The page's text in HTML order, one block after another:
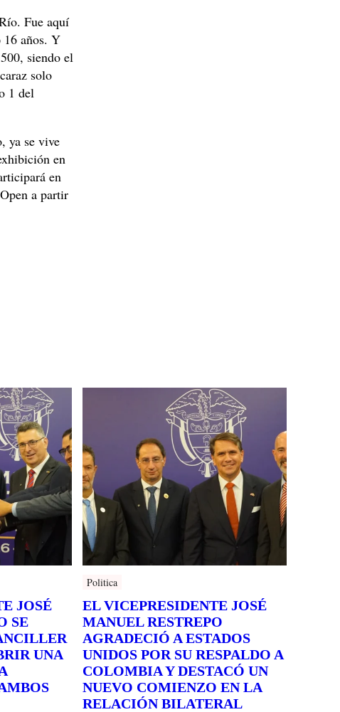
Fue aquí
años. Y
siendo el
solo
1 del
ya se vive
en
en
a partir
JOSÉ
SE
UNA
Politica
EL VICEPRESIDENTE JOSÉ
MANUEL RESTREPO
AGRADECIÓ A ESTADOS
UNIDOS POR SU RESPALDO A
COLOMBIA Y DESTACÓ UN
NUEVO COMIENZO EN LA
RELACIÓN BILATERAL